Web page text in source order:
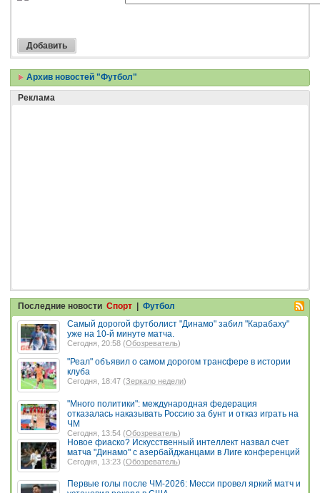
Архив новостей "Футбол"
Реклама
Последние новости Спорт | Футбол
Самый дорогой футболист "Динамо" забил "Карабаху"
уже на 10-й минуте матча.
Сегодня, 20:58 (Обозреватель)
"Реал" объявил о самом дорогом трансфере в истории
клуба
Сегодня, 18:47 (Зеркало недели)
"Много политики": международная федерация
отказалась наказывать Россию за бунт и отказ играть на
ЧМ
Сегодня, 13:54 (Обозреватель)
Новое фиаско? Искусственный интеллект назвал счет
матча "Динамо" с азербайджанцами в Лиге конференций
Сегодня, 13:23 (Обозреватель)
Первые голы после ЧМ-2026: Месси провел яркий матч и